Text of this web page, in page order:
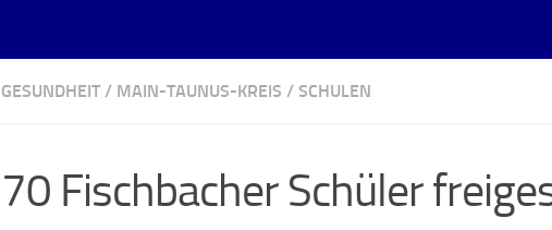
GESUNDHEIT / MAIN-TAUNUS-KREIS / SCHULEN
70 Fischbacher Schüler